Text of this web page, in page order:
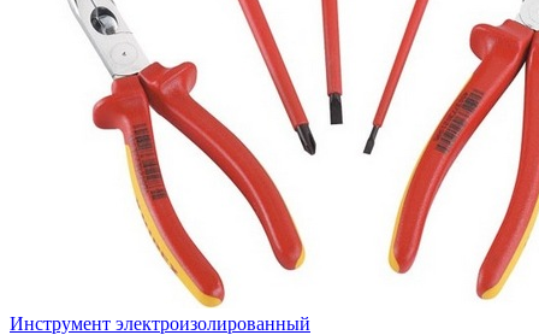
Инструмент электроизолированный